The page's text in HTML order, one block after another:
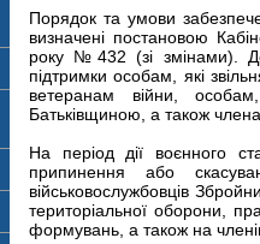
Порядок та умови
визначені постановою
року №432 (зі змінами).
підтримки особам, які
ветеранам війни,
Батьківщиною, а також
На період дії воєнного
припинення або
військовослужбовців
територіальної оборони,
формувань, а також на